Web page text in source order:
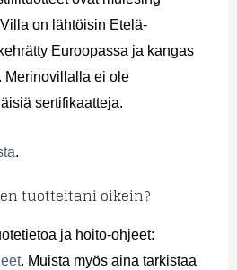
on lähtöisin Etelä-
Euroopassa ja kangas
Merinovillalla ei ole
sertifikaatteja.
.
tuotteitani oikein?
ja hoito-ohjeet:
. Muista myös aina tarkistaa